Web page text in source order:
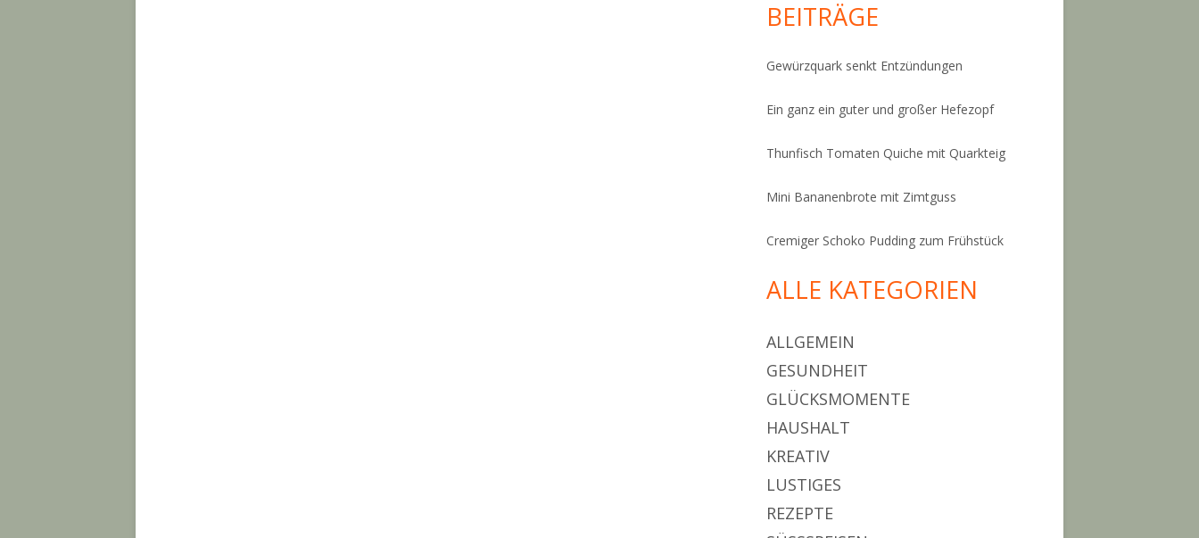
BEITRÄGE
Gewürzquark senkt Entzündungen
Ein ganz ein guter und großer Hefezopf
Thunfisch Tomaten Quiche mit Quarkteig
Mini Bananenbrote mit Zimtguss
Cremiger Schoko Pudding zum Frühstück
ALLE KATEGORIEN
ALLGEMEIN
GESUNDHEIT
GLÜCKSMOMENTE
HAUSHALT
KREATIV
LUSTIGES
REZEPTE